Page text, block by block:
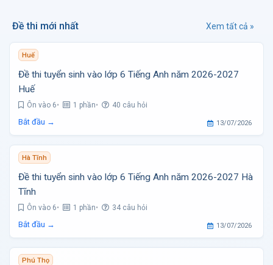
Đề thi mới nhất Xem tất cả »
Huế
Đề thi tuyển sinh vào lớp 6 Tiếng Anh năm 2026-2027
Huế
Ôn vào 6 1 phần 40 câu hỏi
Bắt đầu → 13/07/2026
Hà Tĩnh
Đề thi tuyển sinh vào lớp 6 Tiếng Anh năm 2026-2027 Hà
Tĩnh
Ôn vào 6 1 phần 34 câu hỏi
Bắt đầu → 13/07/2026
Phú Thọ